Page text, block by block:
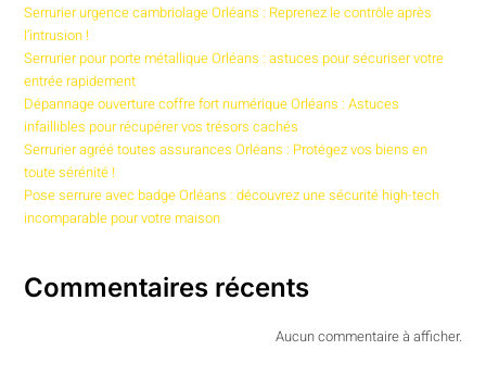
Serrurier urgence cambriolage Orléans : Reprenez le contrôle après
l’intrusion !
Serrurier pour porte métallique Orléans : astuces pour sécuriser votre
entrée rapidement
Dépannage ouverture coffre fort numérique Orléans : Astuces
infaillibles pour récupérer vos trésors cachés
Serrurier agréé toutes assurances Orléans : Protégez vos biens en
toute sérénité !
Pose serrure avec badge Orléans : découvrez une sécurité high-tech
incomparable pour votre maison
Commentaires récents
Aucun commentaire à afficher.